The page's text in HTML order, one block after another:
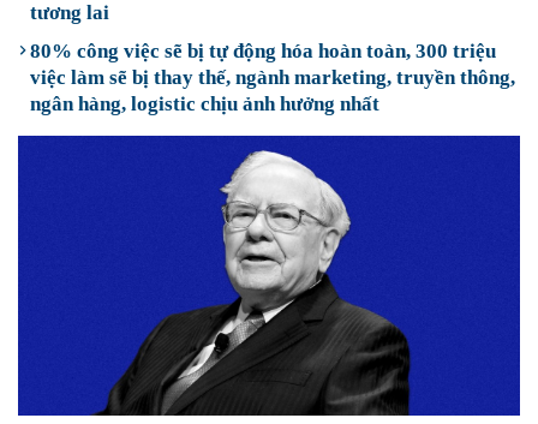
tương lai
80% công việc sẽ bị tự động hóa hoàn toàn, 300 triệu
việc làm sẽ bị thay thế, ngành marketing, truyền thông,
ngân hàng, logistic chịu ảnh hưởng nhất